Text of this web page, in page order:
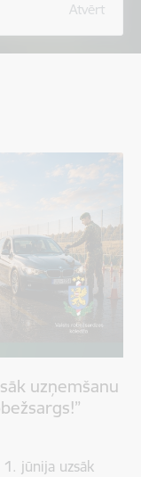
Atvērt
uzņemšanu
1. jūnija uzsāk